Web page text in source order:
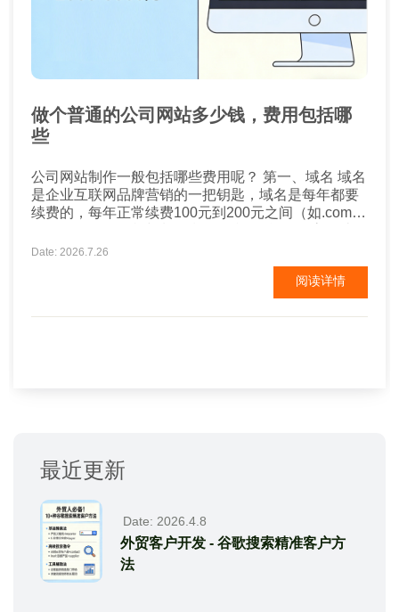
做个普通的公司网站多少钱，费用包括哪
些
公司网站制作一般包括哪些费用呢？ 第一、域名 域名
是企业互联网品牌营销的一把钥匙，域名是每年都要
续费的，每年正常续费100元到200元之间（如.com
第二、空间 空间也称之为服务器，这个要看企业网站
的类型了，需求量有多少，配置也需要考虑，费用多
少不一，不过一般正常的企业网站，空间费用差不多
Date: 2026.7.26
阅读详情
最近更新
Date: 2026.4.8
外贸客户开发 - 谷歌搜索精准客户方
法